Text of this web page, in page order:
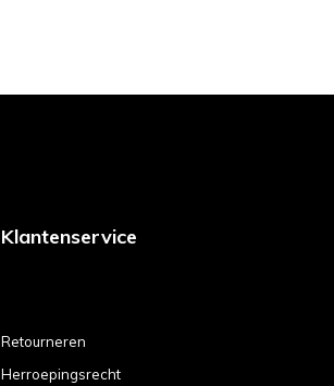
Klantenservice
Retourneren
Herroepingsrecht